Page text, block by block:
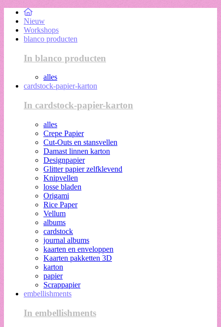
Nieuw
Workshops
blanco producten
In blanco producten
alles
cardstock-papier-karton
In cardstock-papier-karton
alles
Crepe Papier
Cut-Outs en stansvellen
Damast linnen karton
Designpapier
Glitter papier zelfklevend
Knipvellen
losse bladen
Origami
Rice Paper
Vellum
albums
cardstock
journal albums
kaarten en enveloppen
Kaarten pakketten 3D
karton
papier
Scrappapier
embellishments
In embellishments